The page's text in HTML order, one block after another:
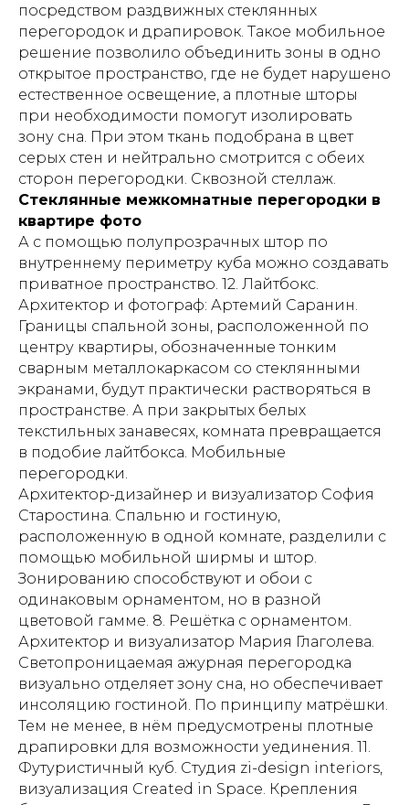
посредством раздвижных стеклянных
перегородок и драпировок. Такое мобильное
решение позволило объединить зоны в одно
открытое пространство, где не будет нарушено
естественное освещение, а плотные шторы
при необходимости помогут изолировать
зону сна. При этом ткань подобрана в цвет
серых стен и нейтрально смотрится с обеих
сторон перегородки. Сквозной стеллаж.
Стеклянные межкомнатные перегородки в
квартире фото
А с помощью полупрозрачных штор по
внутреннему периметру куба можно создавать
приватное пространство. 12. Лайтбокс.
Архитектор и фотограф: Артемий Саранин.
Границы спальной зоны, расположенной по
центру квартиры, обозначенные тонким
сварным металлокаркасом со стеклянными
экранами, будут практически растворяться в
пространстве. А при закрытых белых
текстильных занавесях, комната превращается
в подобие лайтбокса. Мобильные
перегородки.
Архитектор-дизайнер и визуализатор София
Старостина. Спальню и гостиную,
расположенную в одной комнате, разделили с
помощью мобильной ширмы и штор.
Зонированию способствуют и обои с
одинаковым орнаментом, но в разной
цветовой гамме. 8. Решётка с орнаментом.
Архитектор и визуализатор Мария Глаголева.
Светопроницаемая ажурная перегородка
визуально отделяет зону сна, но обеспечивает
инсоляцию гостиной. По принципу матрёшки.
Тем не менее, в нём предусмотрены плотные
драпировки для возможности уединения. 11.
Футуристичный куб. Студия zi-design interiors,
визуализация Created in Space. Крепления